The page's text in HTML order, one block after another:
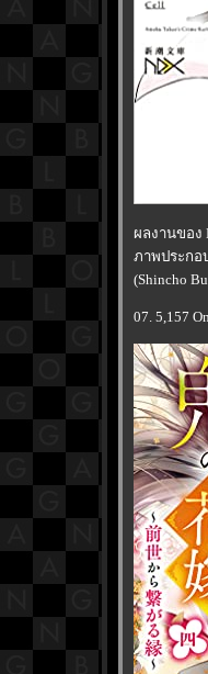
ผลงานของ
ภาพประกอ
(Shincho
07. 5,157